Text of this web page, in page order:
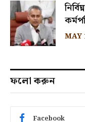
MAY
ফলো করুন
Facebook